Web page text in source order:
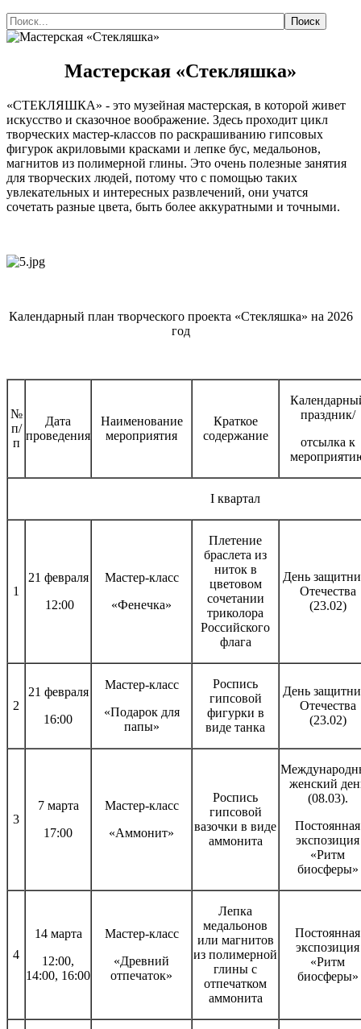
Мастерская «Стекляшка»
«СТЕКЛЯШКА» - это музейная мастерская, в которой живет
искусство и сказочное воображение. Здесь проходит цикл
творческих мастер-классов по раскрашиванию гипсовых
фигурок акриловыми красками и лепке бус, медальонов,
магнитов из полимерной глины. Это очень полезные занятия
для творческих людей, потому что с помощью таких
увлекательных и интересных развлечений, они учатся
сочетать разные цвета, быть более аккуратными и точными.
Календарный план творческого проекта «Стекляшка» на 2026
год
№
п/
п
Дата
проведения
Наименование
мероприятия
Краткое
содержание
праздник/
отсылка к
I квартал
1
21 февраля
12:00
Мастер-класс
«Фенечка»
Плетение
браслета из
ниток в
цветовом
сочетании
триколора
Российского
флага
День
Отечества
(23.02)
2
21 февраля
16:00
Мастер-класс
«Подарок для
папы»
Роспись
гипсовой
фигурки в
виде танка
День
Отечества
(23.02)
3
7 марта
17:00
Мастер-класс
«Аммонит»
Роспись
гипсовой
вазочки в виде
аммонита
женский
(08.03).
Постоянная
экспозиция
«Ритм
биосферы»
4
14 марта
12:00,
14:00, 16:00
Мастер-класс
«Древний
отпечаток»
Лепка
медальонов
или магнитов
из полимерной
глины с
отпечатком
аммонита
Постоянная
экспозиция
«Ритм
биосферы»